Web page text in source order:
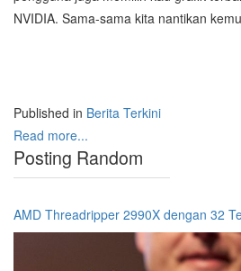
NVIDIA. Sama-sama kita nantikan
Published in Berita Terkini
Read more...
Posting Random
AMD Threadripper 2990X dengan 32